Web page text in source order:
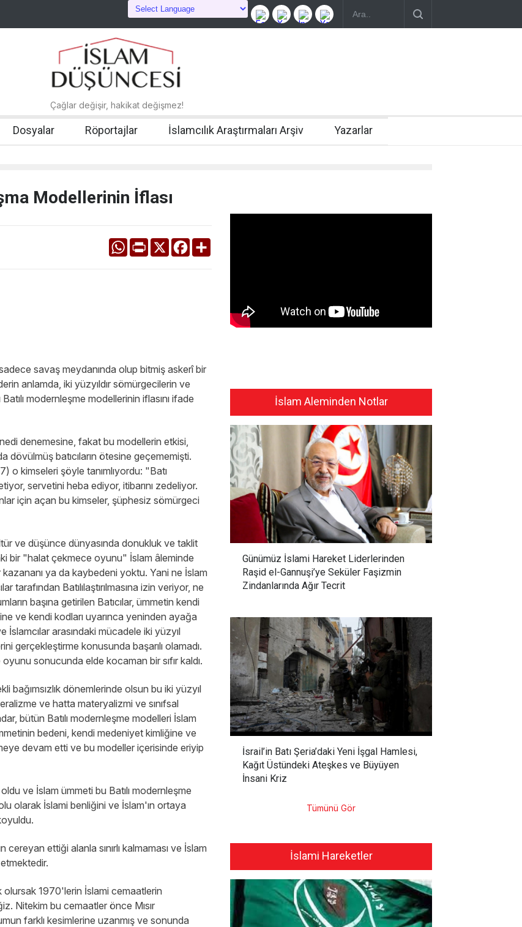
Çağlar değişir, hakikat değişmez!
Dosyalar Röportajlar İslamcılık Araştırmaları Arşiv Yazarlar
Modellerinin İflası
WhatsApp
Print X Facebook
savaş meydanında olup bitmiş askerî bir
anlamda, iki yüzyıldır sömürgecilerin ve
modernleşme modellerinin iflasını ifade
denemesine, fakat bu modellerin etkisi,
dövülmüş batıcıların ötesine geçememişti.
o kimseleri şöyle tanımlıyordu: "Batı
servetini heba ediyor, itibarını zedeliyor.
için açan bu kimseler, şüphesiz sömürgeci
ve düşünce dünyasında donukluk ve taklit
bir "halat çekmece oyunu" İslam âleminde
ya da kaybedeni yoktu. Yani ne İslam
tarafından Batılılaştırılmasına izin veriyor, ne
başına getirilen Batıcılar, ümmetin kendi
ve kendi kodları uyarınca yeninden ayağa
İslamcılar arasındaki mücadele iki yüzyıl
gerçekleştirme konusunda başarılı olamadı.
sonucunda elde kocaman bir sıfır kaldı.
bağımsızlık dönemlerinde olsun bu iki yüzyıl
ve hatta materyalizmi ve sınıfsal
bütün Batılı modernleşme modelleri İslam
bedeni, kendi medeniyet kimliğine ve
devam etti ve bu modeller içerisinde eriyip
ve İslam ümmeti bu Batılı modernleşme
olarak İslami benliğini ve İslam'ın ortaya
ettiği alanla sınırlı kalmaması ve İslam
olursak 1970'lerin İslami cemaatlerin
Nitekim bu cemaatler önce Mısır
farklı kesimlerine uzanmış ve sonunda
İslam Aleminden Notlar
Günümüz İslami Hareket Liderlerinden
Raşid el-Gannuşi’ye Seküler Faşizmin
Zindanlarında Ağır Tecrit
İsrail’in Batı Şeria’daki Yeni İşgal Hamlesi,
Kağıt Üstündeki Ateşkes ve Büyüyen
İnsani Kriz
Tümünü Gör
İslami Hareketler